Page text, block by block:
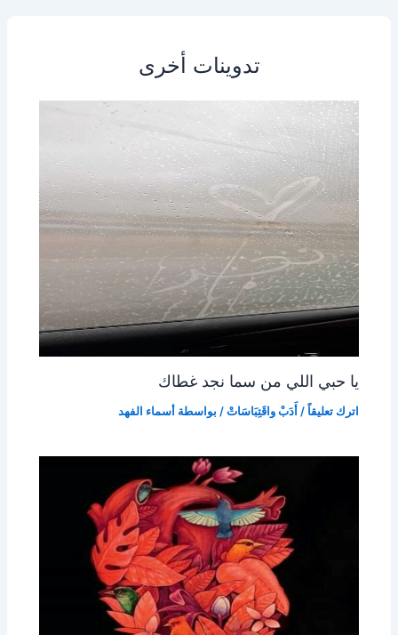
تدوينات أخرى
يا حبي اللي من سما نجد غطاك
اترك تعليقاً / أَدَبْ واقَتِبَاسَاتْ / بواسطة أسماء الفهد